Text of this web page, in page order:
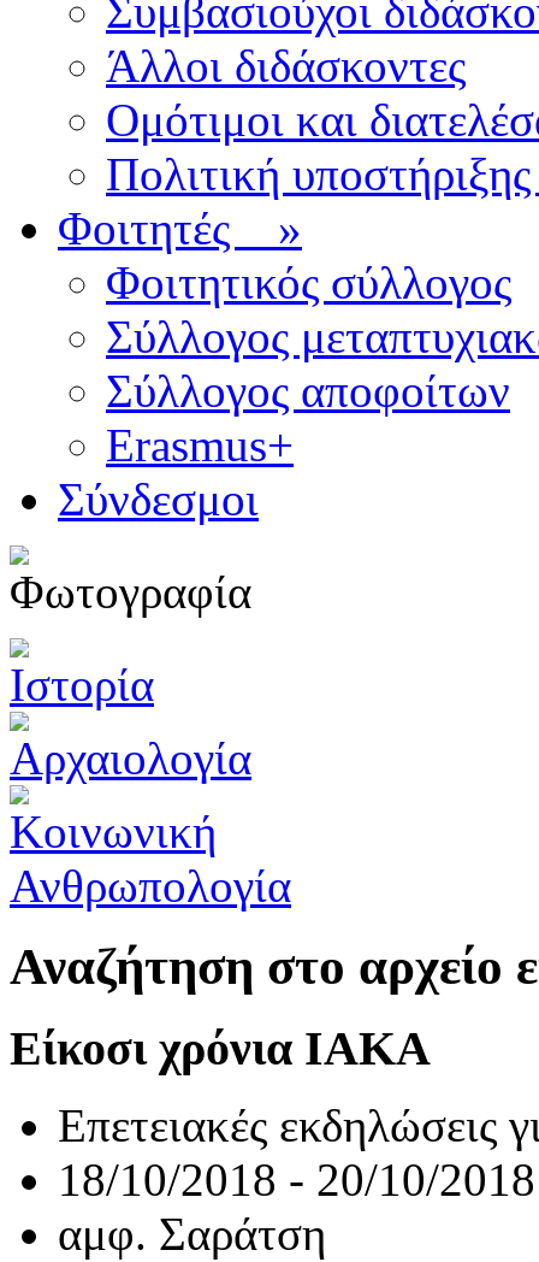
Συμβασιούχοι
Άλλοι διδάσκοντες
Ομότιμοι και
Πολιτική
Φοιτητές »
Φοιτητικός σύλλογος
Σύλλογος
Σύλλογος αποφοίτων
Erasmus+
Σύνδεσμοι
Αναζήτηση στο αρχείο
Είκοσι χρόνια ΙΑΚΑ
Επετειακές εκδηλώσεις
18/10/2018 - 20/10/2018
αμφ. Σαράτση